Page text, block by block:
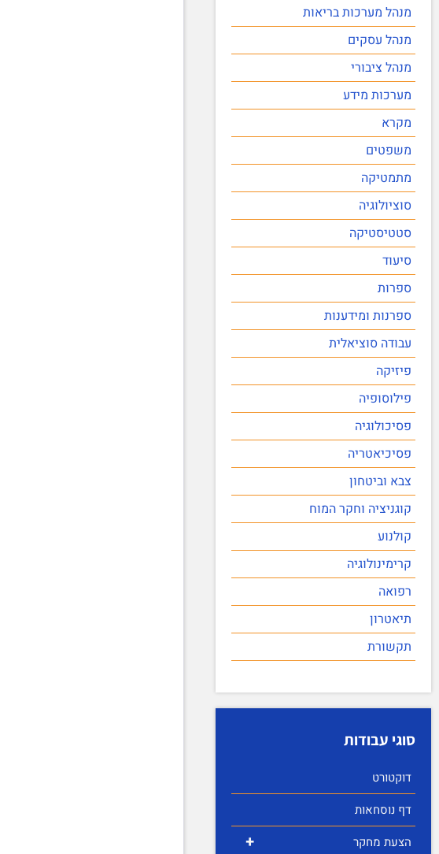
מנהל מערכות בריאות
מנהל עסקים
מנהל ציבורי
מערכות מידע
מקרא
משפטים
מתמטיקה
סוציולוגיה
סטטיסטיקה
סיעוד
ספרות
ספרנות ומידענות
עבודה סוציאלית
פיזיקה
פילוסופיה
פסיכולוגיה
פסיכיאטריה
צבא וביטחון
קוגניציה וחקר המוח
קולנוע
קרימינולוגיה
רפואה
תיאטרון
תקשורת
סוגי עבודות
דוקטורט
דף נוסחאות
+ הצעת מחקר